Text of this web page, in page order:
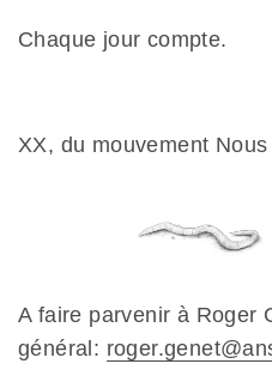
Chaque jour compte.
XX, du mouvement
A faire parvenir à Roger
général: